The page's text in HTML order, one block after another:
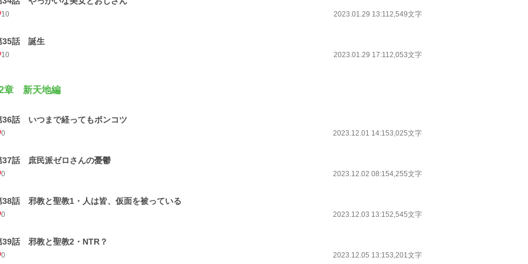
10 2023.01.29 13:112,549文字
35話 誕生
10 2023.01.29 17:112,053文字
章 新天地編
36話 いつまで経ってもポンコツ
0 2023.12.01 14:153,025文字
37話 庶民派ゼロさんの憂鬱
0 2023.12.02 08:154,255文字
38話 邪教と聖教1・人は皆、仮面を被っている
0 2023.12.03 13:152,545文字
39話 邪教と聖教2・NTR？
0 2023.12.05 13:153,201文字